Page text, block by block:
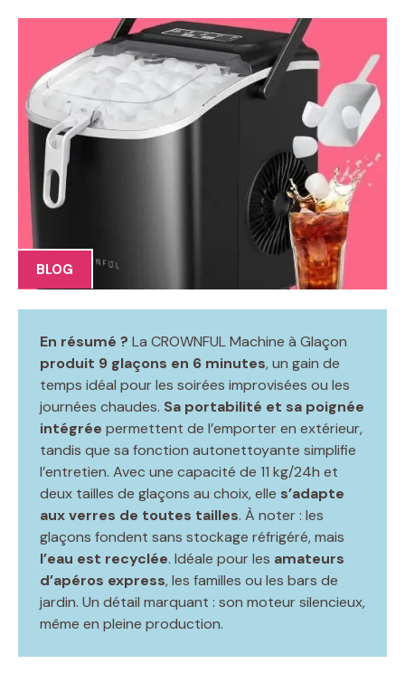
BLOG
En résumé ? La CROWNFUL Machine à Glaçon
produit 9 glaçons en 6 minutes, un gain de
temps idéal pour les soirées improvisées ou les
journées chaudes. Sa portabilité et sa poignée
intégrée permettent de l’emporter en extérieur,
tandis que sa fonction autonettoyante simplifie
l’entretien. Avec une capacité de 11 kg/24h et
deux tailles de glaçons au choix, elle s’adapte
aux verres de toutes tailles. À noter : les
glaçons fondent sans stockage réfrigéré, mais
l’eau est recyclée. Idéale pour les amateurs
d’apéros express, les familles ou les bars de
jardin. Un détail marquant : son moteur silencieux,
même en pleine production.